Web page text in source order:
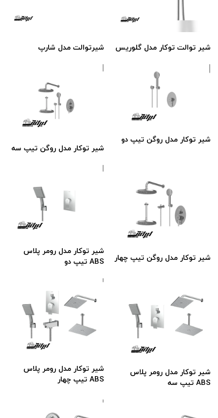
شیر توالت توکار مدل گلوریس شیر‌توالت مدل شار‌پ‌
شیر توکار مدل روگن تیپ دو
شیر توکار مدل روگن تیپ سه
شیر توکار مدل روگن تیپ چهار
شیر توکار مدل رومر پلاس
ABS تیپ دو
شیر توکار مدل رومر پلاس
ABS تیپ سه
شیر توکار مدل رومر پلاس
ABS تیپ چهار